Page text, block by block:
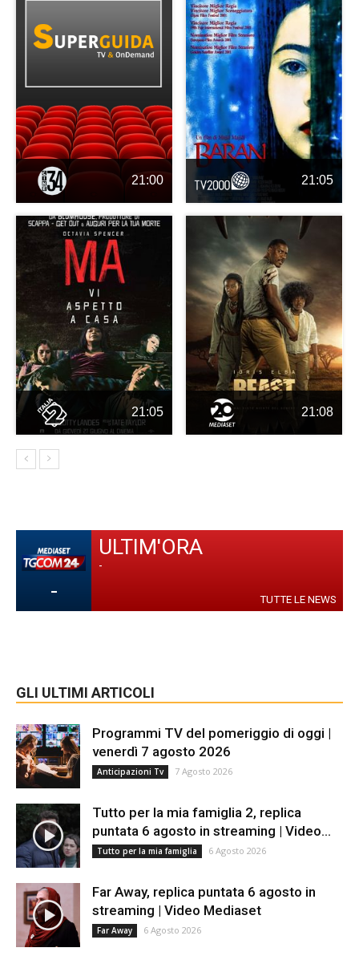
21:00 21:05
21:05 21:08
-
ULTIM'ORA
-
TUTTE LE NEWS
GLI ULTIMI ARTICOLI
Programmi TV del pomeriggio di oggi |
venerdì 7 agosto 2026
Anticipazioni Tv 7 Agosto 2026
Tutto per la mia famiglia 2, replica
puntata 6 agosto in streaming | Video...
Tutto per la mia famiglia 6 Agosto 2026
Far Away, replica puntata 6 agosto in
streaming | Video Mediaset
Far Away 6 Agosto 2026